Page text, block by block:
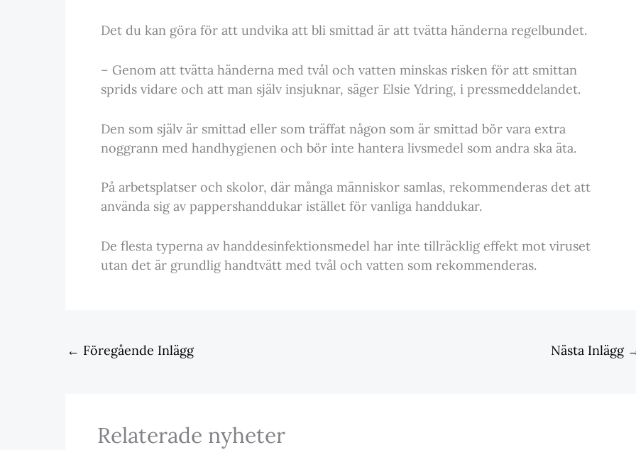
Det du kan göra för att undvika att bli smittad är att tvätta händerna regelbundet.
– Genom att tvätta händerna med tvål och vatten minskas risken för att smittan
sprids vidare och att man själv insjuknar, säger Elsie Ydring, i pressmeddelandet.
Den som själv är smittad eller som träffat någon som är smittad bör vara extra
noggrann med handhygienen och bör inte hantera livsmedel som andra ska äta.
På arbetsplatser och skolor, där många människor samlas, rekommenderas det att
använda sig av pappershanddukar istället för vanliga handdukar.
De flesta typerna av handdesinfektionsmedel har inte tillräcklig effekt mot viruset
utan det är grundlig handtvätt med tvål och vatten som rekommenderas.
← Föregående Inlägg Nästa Inlägg
Relaterade nyheter